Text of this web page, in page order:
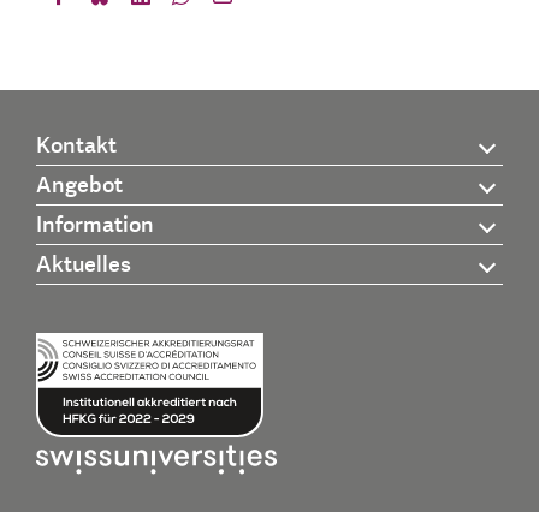
Kontakt
Angebot
Information
Aktuelles